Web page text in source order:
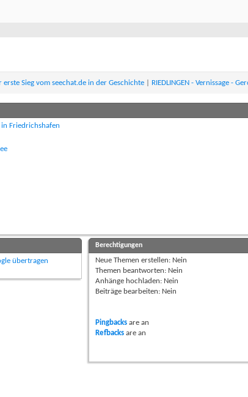
Sieg vom seechat.de in der Geschichte RIEDLINGEN - Vernissage -
in Friedrichshafen
Berechtigungen
Neue Themen erstellen: Nein
Themen beantworten: Nein
Anhänge hochladen: Nein
Beiträge bearbeiten: Nein
Pingbacksare an
Refbacksare an